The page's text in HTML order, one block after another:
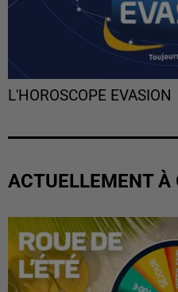
L'HOROSCOPE EVASION
ACTUELLEMENT À